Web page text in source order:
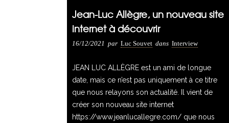
16/12/2021 par Luc Souvet 0Comments
Jean-Luc Allègre, un nouveau site
internet à découvrir
16/12/2021 par Luc Souvet dans Interview
JEAN LUC ALLÈGRE est un ami de longue
date, mais ce n’est pas uniquement à ce titre
que nous relayons son actualité. Il vient de
créer son nouveau site internet
https://www.jeanlucallegre.com/que nous